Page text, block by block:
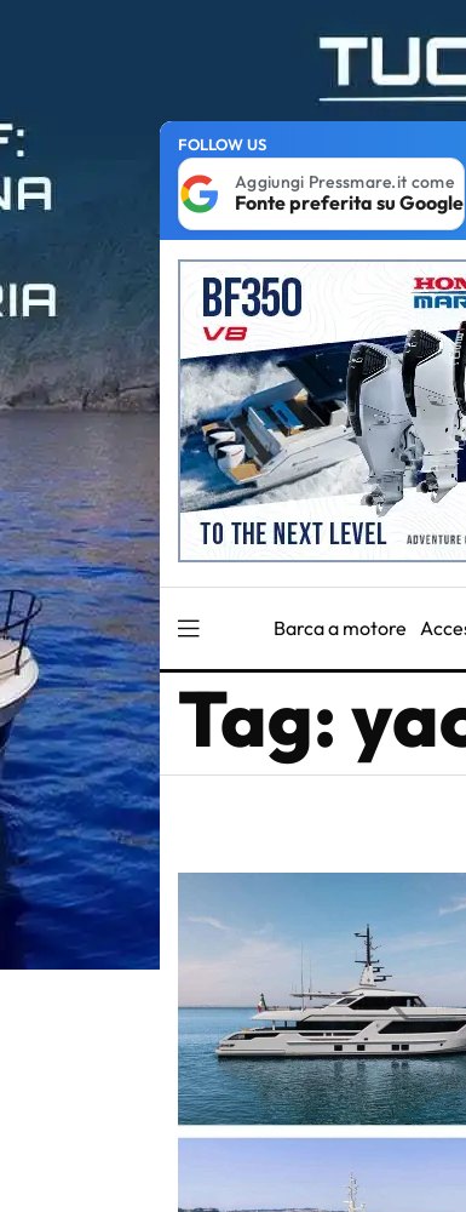
FOLLOW US
Aggiungi Pressmare.it come
Fonte preferita su Google
Barca a motore
Tag: